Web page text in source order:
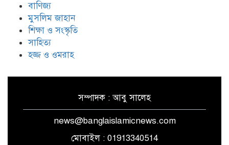
বাণিজ্য
মুসলিম জাহান
শিক্ষা ও সংস্কৃতি
সাহিত্য
হজ্জ ও ওমরাহ
সম্পাদক : আবু সালেহ
news@banglaislamicnews.com
মোবাইল : 01913340514